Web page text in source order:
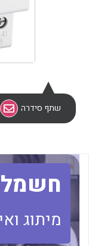
לכל מוצרי היצרן
שתף סידרה
חשמל
מיתוג